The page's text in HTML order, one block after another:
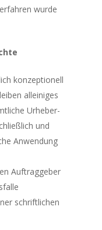
wurde
konzeptionell
alleiniges
Urheber-
und
Anwendung
Auftraggeber
schriftlichen